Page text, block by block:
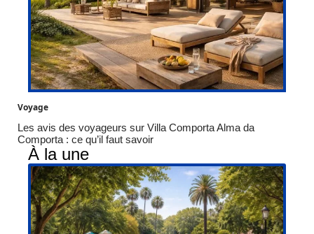
Voyage
Les avis des voyageurs sur Villa Comporta Alma da
Comporta : ce qu’il faut savoir
À la une